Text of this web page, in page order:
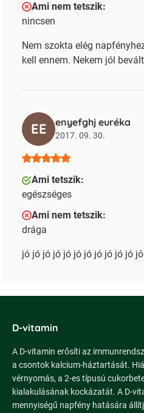
Ami nem tetszik:
nincsen
Nem szokta elég
kell ennem. Nekem jól
EE enyefghj euréka
2017. 09. 30.
Ami tetszik:
egészséges
Ami nem tetszik:
drága
jó jó jó jó jó jó jó jó jó jó jó
D-vitamin
A D-vitamin erősíti az
a csontok kalcium-háztartását.
vérnyomás, a 2-es típusú
kialakulásának kockázatát. A D-
mennyiségű napfény hatására